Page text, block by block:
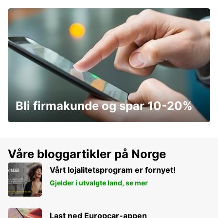
Bli firmakunde og spar 10-20%
Våre bloggartikler på Norge
Vårt lojalitetsprogram er fornyet!
Gjelder i utvalgte land, se mer
Last ned Europcar-appen